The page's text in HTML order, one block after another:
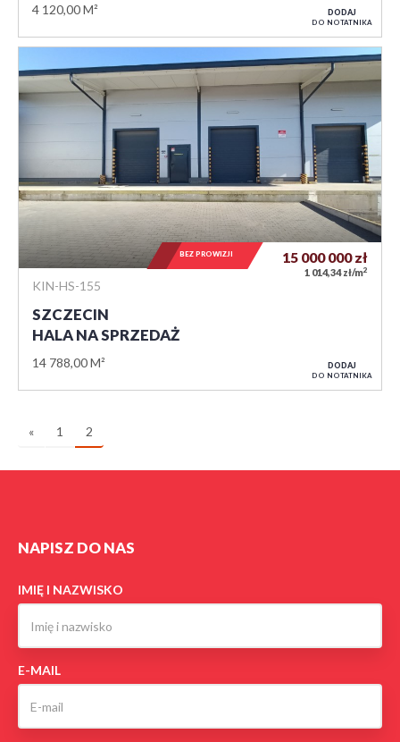
4 120,00 M² DODAJ
DO NOTATNIKA
KIN-HS-155
SZCZECIN
HALA NA SPRZEDAŻ
14 788,00 M²
15 000 000zł
1 014,34 zł/m2
BEZ PROWIZJI
DODAJ
DO NOTATNIKA
« 1 2
NAPISZ DO NAS
IMIĘ I NAZWISKO
E-MAIL